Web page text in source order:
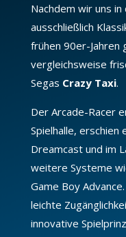
Nachdem wir uns in
ausschließlich
frühen 90er-Jahren
vergleichsweise
Segas Crazy Taxi.
Der Arcade-Racer
Spielhalle, erschien
Dreamcast und im
weitere Systeme
Game Boy
leichte
innovative